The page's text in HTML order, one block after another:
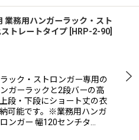
業務用ハンガーラック・スト
トレートタイプ
HRP-2-90
ック・ストロンガー専用の
ガーラックと2段バーの高
段・下段にショート丈の衣
可能です。※業務用ハンガ
ンガー 幅120センチタ…